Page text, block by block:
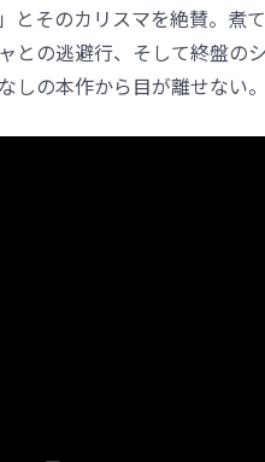
とそのカリスマを絶賛。煮
との逃避行、そして終盤の
しの本作から目が離せない。